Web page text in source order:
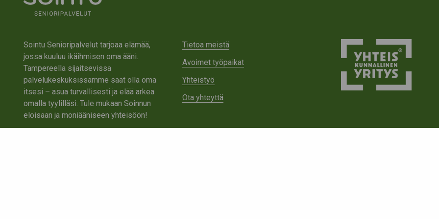
Sointu Senioripalvelut tarjoaa elämää,
jossa kuuluu ikäihmisen oma ääni.
Tampereella sijaitsevissa
palvelukeskuksissamme saat olla oma
itsesi – asua turvallisesti ja elää arkea
omalla tyylilläsi. Tule mukaan Soinnun
eloisaan ja moniääniseen yhteisöön!
Tietoa meistä
Avoimet työpaikat
Yhteistyö
Ota yhteyttä